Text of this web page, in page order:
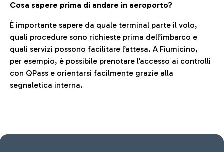
Cosa sapere prima di andare in aeroporto?
È importante sapere da quale terminal parte il volo,
quali procedure sono richieste prima dell’imbarco e
quali servizi possono facilitare l’attesa. A Fiumicino,
per esempio, è possibile prenotare l’accesso ai controlli
con QPass e orientarsi facilmente grazie alla
segnaletica interna.